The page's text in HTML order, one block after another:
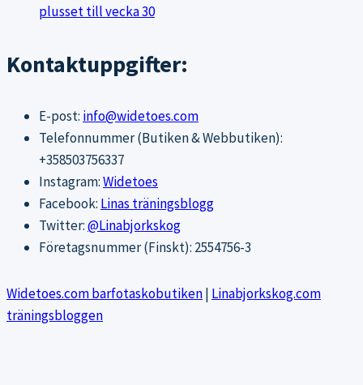
plusset till vecka 30
Kontaktuppgifter:
E-post: info@widetoes.com
Telefonnummer (Butiken & Webbutiken):
+358503756337
Instagram:Widetoes
Facebook: Linas träningsblogg
Twitter:@Linabjorkskog
Företagsnummer (Finskt): 2554756-3
Widetoes.com barfotaskobutiken| Linabjorkskog.com
träningsbloggen